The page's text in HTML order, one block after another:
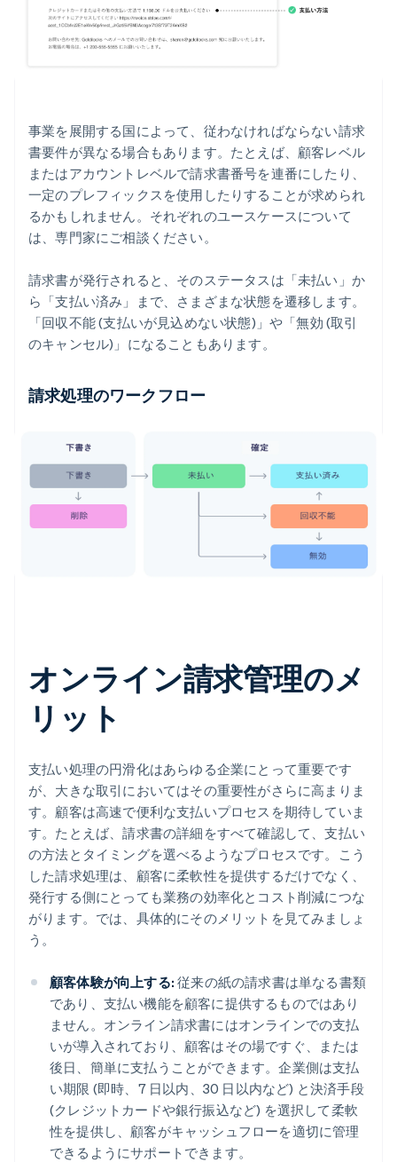
事業を展開する国によって、従わなければならない請求
書要件が異なる場合もあります。たとえば、顧客レベル
またはアカウントレベルで請求書番号を連番にしたり、
一定のプレフィックスを使用したりすることが求められ
るかもしれません。それぞれのユースケースについて
は、専門家にご相談ください。
請求書が発行されると、そのステータスは「未払い」か
ら「支払い済み」まで、さまざまな状態を遷移します。
「回収不能 (支払いが見込めない状態)」や「無効 (取引
のキャンセル)」になることもあります。
請求処理のワークフロー
オンライン請求管理のメ
リット
支払い処理の円滑化はあらゆる企業にとって重要です
が、大きな取引においてはその重要性がさらに高まりま
す。顧客は高速で便利な支払いプロセスを期待していま
す。たとえば、請求書の詳細をすべて確認して、支払い
の方法とタイミングを選べるようなプロセスです。こう
した請求処理は、顧客に柔軟性を提供するだけでなく、
発行する側にとっても業務の効率化とコスト削減につな
がります。では、具体的にそのメリットを見てみましょ
う。
顧客体験が向上する: 従来の紙の請求書は単なる書類
であり、支払い機能を顧客に提供するものではあり
ません。オンライン請求書にはオンラインでの支払
いが導入されており、顧客はその場ですぐ、または
後日、簡単に支払うことができます。企業側は支払
い期限 (即時、7 日以内、30 日以内など) と決済手段
(クレジットカードや銀行振込など) を選択して柔軟
性を提供し、顧客がキャッシュフローを適切に管理
できるようにサポートできます。